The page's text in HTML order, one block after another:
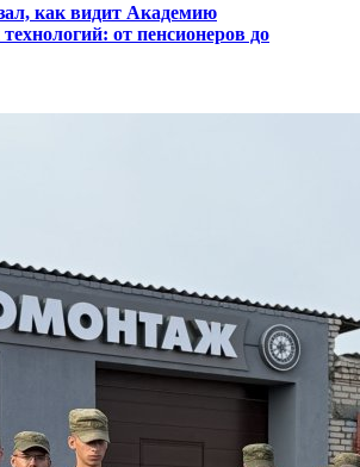
как видит Академию
от пенсионеров до